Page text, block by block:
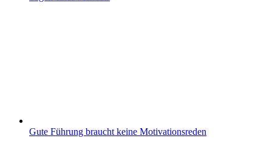
Gute Führung braucht keine Motivationsreden